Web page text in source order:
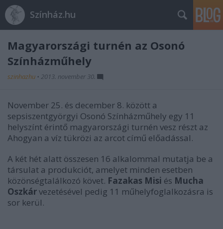
Színház.hu
Magyarországi turnén az Osonó
Színházműhely
szinhazhu • 2013. november 30.
November 25. és december 8. között a
sepsiszentgyörgyi Osonó Színházműhely egy 11
helyszínt érintő magyarországi turnén vesz részt az
Ahogyan a víz tükrözi az arcot című előadással.
A két hét alatt összesen 16 alkalommal mutatja be a
társulat a produkciót, amelyet minden esetben
közönségtalálkozó követ. Fazakas Misi és Mucha
Oszkárvezetésével pedig 11 műhelyfoglalkozásra is
sor kerül.